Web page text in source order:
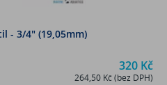
- 3/4" (19,05mm)
320 Kč
264,50 Kč (bez DPH)